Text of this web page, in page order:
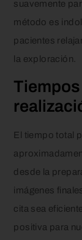
suavemente
método es
pacientes
la exploración.
El tiempo total
desde la
imágenes
cita sea
positiva para